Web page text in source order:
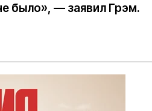
было», — заявил Грэм.